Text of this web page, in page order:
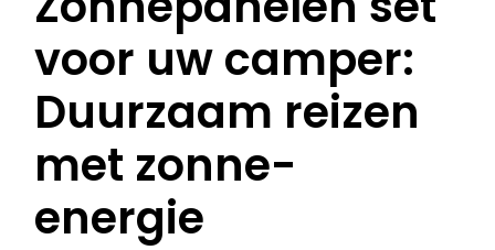
voor uw camper:
Duurzaam reizen
met zonne-
energie